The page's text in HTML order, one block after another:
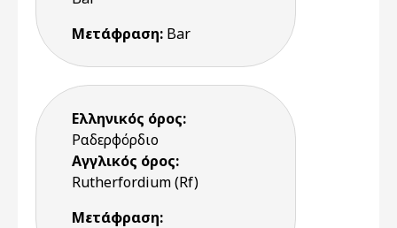
Μετάφραση: Bar
Ελληνικός όρος:
Ραδερφόρδιο
Αγγλικός όρος:
Rutherfordium (Rf)
Μετάφραση: